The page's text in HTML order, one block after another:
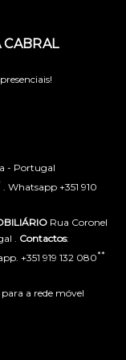
CABRAL
- Portugal
. Whatsapp +351 910
Rua Coronel
. Contactos:
+351 919 132 080**
a rede móvel